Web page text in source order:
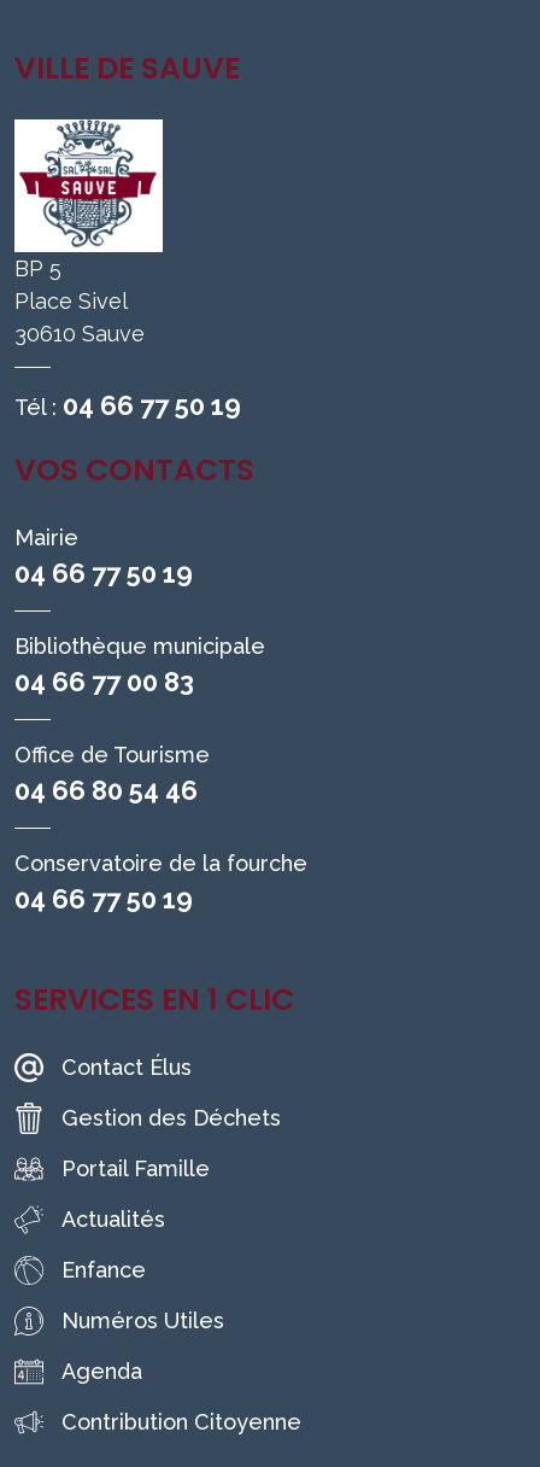
VILLE DE SAUVE
BP 5
Place Sivel
30610 Sauve
Tél : 04 66 77 50 19
VOS CONTACTS
Mairie
04 66 77 50 19
Bibliothèque municipale
04 66 77 00 83
Office de Tourisme
04 66 80 54 46
Conservatoire de la fourche
04 66 77 50 19
SERVICES EN 1 CLIC
Contact Élus
Gestion des Déchets
Portail Famille
Actualités
Enfance
Numéros Utiles
Agenda
Contribution Citoyenne